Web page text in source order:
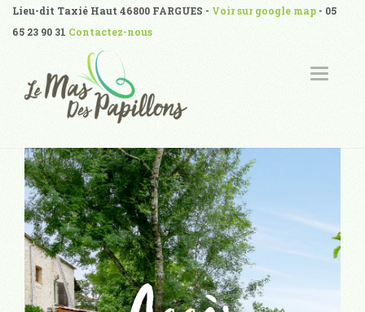
Lieu-dit Taxié Haut 46800 FARGUES - Voir sur google map - 05
65 23 90 31 Contactez-nous
T
O
A
N